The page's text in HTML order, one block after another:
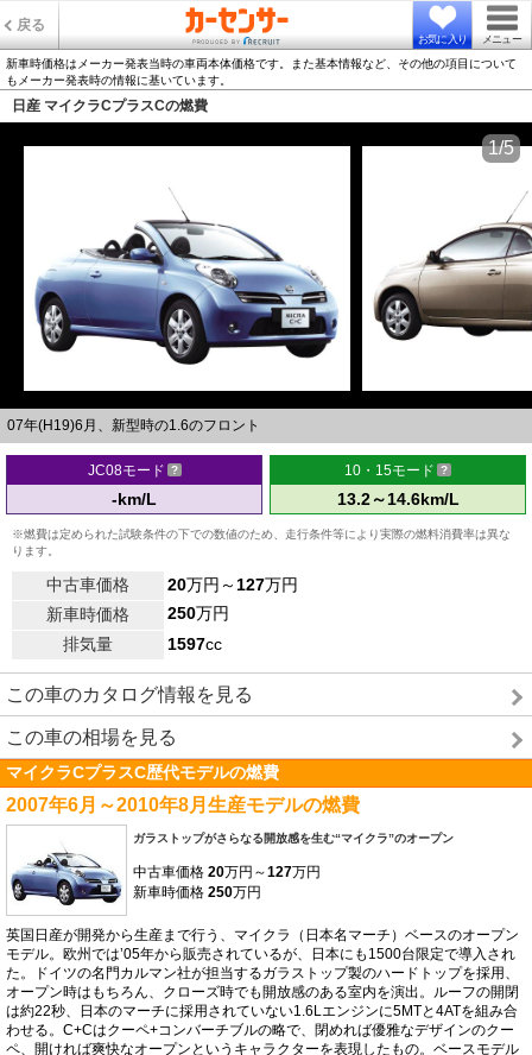
戻る
お気に入り メニュー
新車時価格はメーカー発表当時の車両本体価格です。また基本情報など、その他の項目について
もメーカー発表時の情報に基いています。
日産 マイクラCプラスCの燃費
07年(H19)6月、新型時の1.6のフロント
1/5
JC08モード
-km/L
10・15モード
13.2～14.6km/L
※燃費は定められた試験条件の下での数値のため、走行条件等により実際の燃料消費率は異な
ります。
中古車価格 20万円～127万円
新車時価格
250万円
排気量
1597cc
この車のカタログ情報を見る
この車の相場を見る
マイクラCプラスC歴代モデルの燃費
2007年6月～2010年8月生産モデルの燃費
ガラストップがさらなる開放感を生む“マイクラ”のオープン
中古車価格 20万円～127万円
新車時価格 250万円
英国日産が開発から生産まで行う、マイクラ（日本名マーチ）ベースのオープン
モデル。欧州では’05年から販売されているが、日本にも1500台限定で導入され
た。ドイツの名門カルマン社が担当するガラストップ製のハードトップを採用、
オープン時はもちろん、クローズ時でも開放感のある室内を演出。ルーフの開閉
は約22秒、日本のマーチに採用されていない1.6Lエンジンに5MTと4ATを組み合
わせる。C+Cはクーペ+コンバーチブルの略で、閉めれば優雅なデザインのクー
ペ、開ければ爽快なオープンというキャラクターを表現したもの。ベースモデル